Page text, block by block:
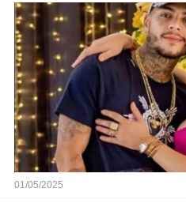
mais
01/05/2025